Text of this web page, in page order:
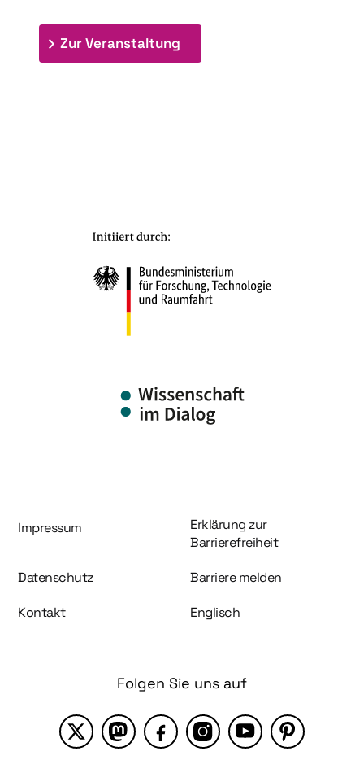
Zur Veranstaltung
Information und Service
Impressum
Erklärung zur
Barrierefreiheit
Datenschutz Barriere melden
Kontakt Englisch
Folgen Sie uns auf